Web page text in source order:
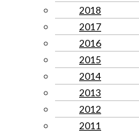
2018
2017
2016
2015
2014
2013
2012
2011